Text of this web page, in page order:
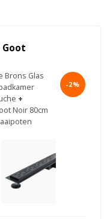
Brons Glas
+
Noir 80cm
-2%